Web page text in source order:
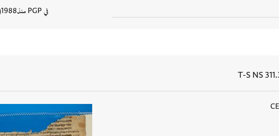
في PGP منذ 1988
T-S NS